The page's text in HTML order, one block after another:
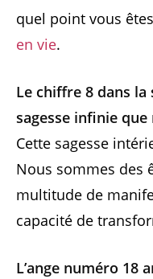
quel point vous
en vie.
Le chiffre 8 dans la
sagesse infinie
Cette sagesse
Nous sommes des
multitude de
capacité de
L’ange numéro 18